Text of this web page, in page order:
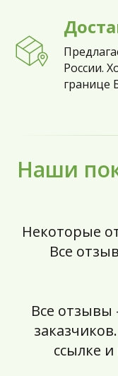
России.
границе
Наши
Некоторые
Все
Все отзывы
ссылке